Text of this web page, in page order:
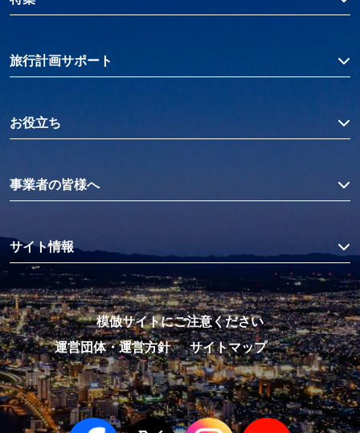
旅行計画サポート
お役立ち
事業者の皆様へ
サイト情報
模倣サイトにご注意ください
運営団体・運営方針
サイトマップ